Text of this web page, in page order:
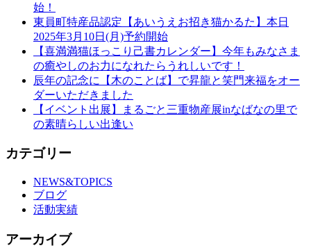
始！
東員町特産品認定【あいうえお招き猫かるた】本日
2025年3月10日(月)予約開始
【喜満満猫ほっこり己書カレンダー】今年もみなさま
の癒やしのお力になれたらうれしいです！
辰年の記念に【木のことば】で昇龍と笑門来福をオー
ダーいただきました
【イベント出展】まるごと三重物産展inなばなの里で
の素晴らしい出逢い
カテゴリー
NEWS&TOPICS
ブログ
活動実績
アーカイブ